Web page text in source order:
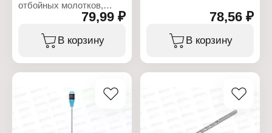
отбойных молотков,
имеющих тип патрона
предназначен для
ударного сверления
скользящая спираль
способствует быстрому
выводу шлама. Тело
- сталь конструкционная
79,99 ₽
В корзину
предназначен для
ударного сверления
отверстий в бетоне,
камне, кирпиче.
скользящая спираль
способствует быстрому
бура изготовлено из 40Cr
(выдерживает большие
78,56 ₽
В корзину